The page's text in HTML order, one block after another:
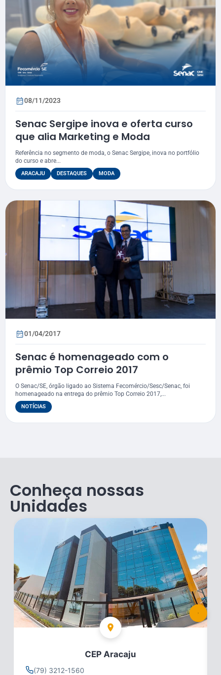
08/11/2023
Senac Sergipe inova e oferta curso
que alia Marketing e Moda
Referência no segmento de moda, o Senac Sergipe, inova no portfólio
do curso e abre...
ARACAJU DESTAQUES MODA
01/04/2017
Senac é homenageado com o
prêmio Top Correio 2017
O Senac/SE, órgão ligado ao Sistema Fecomércio/Sesc/Senac, foi
homenageado na entrega do prêmio Top Correio 2017,...
NOTÍCIAS
Conheça nossas
Unidades
CEP Aracaju
(79) 3212-1560